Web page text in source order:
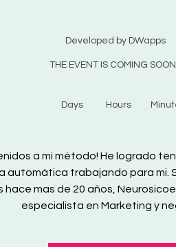
Hours
Days
THE EVENT IS COMING
Developed by DWapps
a mi método! He logrado
automática trabajando para mi.
mas de 20 años,
especialista en Marketing y